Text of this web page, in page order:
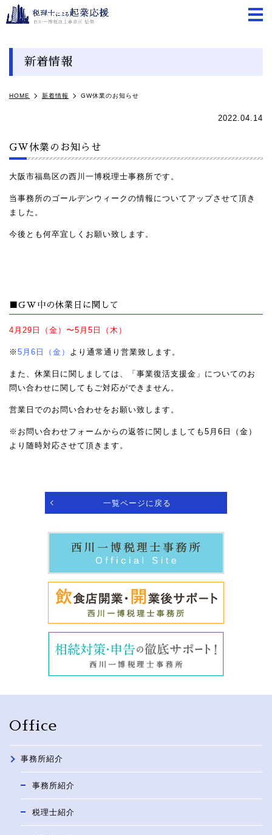
新着情報
HOME 新着情報 GW休業のお知らせ
2022.04.14
GW休業のお知らせ
大阪市福島区の西川一博税理士事務所です。
当事務所のゴールデンウィークの情報についてアップさせて頂き
ました。
今後とも何卒宜しくお願い致します。
■GW中の休業日に関して
4月29日（金）〜5月5日（木）
※ 5月6日（金） より通常通り営業致します。
また、休業日に関しましては、「事業復活支援金」についてのお
問い合わせに関してもご対応ができません。
営業日でのお問い合わせをお願い致します。
※お問い合わせフォームからの返答に関しましても5月6日（金）
より随時対応させて頂きます。
一覧ページに戻る
Office
事務所紹介
事務所紹介
税理士紹介